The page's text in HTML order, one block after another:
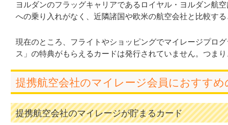
ヨルダンのフラッグキャリアであるロイヤル・ヨルダン航
への乗り入れがなく、近隣諸国や欧米の航空会社と比較す
現在のところ、フライトやショッピングでマイレージプロ
ス」の特典がもらえるカードは発行されていません。つま
提携航空会社のマイレージ会員におすす
提携航空会社のマイレージが貯まるカード